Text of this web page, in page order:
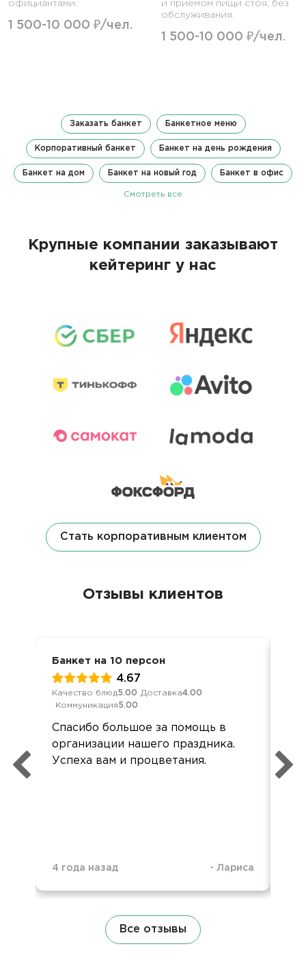
официантами.
1 500-10 000 ₽/чел.
и приемом пищи стоя, без
обслуживания.
1 500-10 000 ₽/чел.
Заказать банкет Банкетное меню
Корпоративный банкет Банкет на день рождения
Банкет на дом Банкет на новый год Банкет в офис
Смотреть все
Крупные компании заказывают
кейтеринг у нас
Стать корпоративным клиентом
Отзывы клиентов
Банкет на 10 персон
4.67
Качество блюд5.00 Доставка4.00
Коммуникация5.00
Спасибо большое за помощь в
организации нашего праздника.
Успеха вам и процветания.
4 года назад - Лариса
Все отзывы